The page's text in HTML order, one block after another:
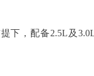
，配备2.5L及